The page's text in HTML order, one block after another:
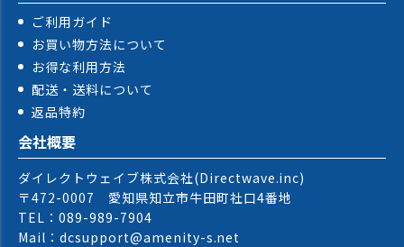
ご利用ガイド
お買い物方法について
お得な利用方法
配送・送料について
返品特約
会社概要
ダイレクトウェイブ株式会社(Directwave.inc)
〒472-0007 愛知県知立市牛田町社口4番地
TEL：089-989-7904
Mail：dcsupport@amenity-s.net